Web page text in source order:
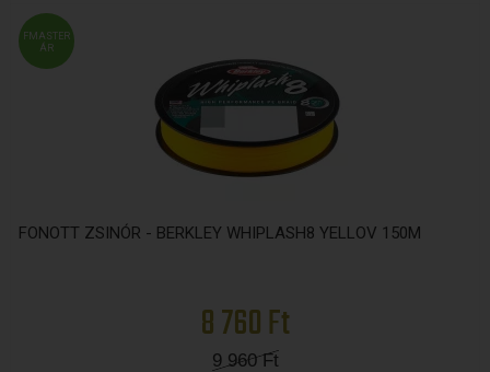
FMASTER
ÁR
FONOTT ZSINÓR - BERKLEY WHIPLASH8 YELLOV 150M
8 760 Ft
9 960Ft